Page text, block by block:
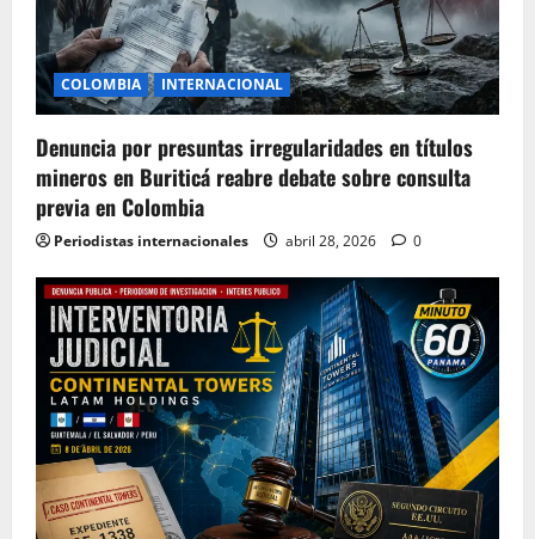
COLOMBIA INTERNACIONAL
Denuncia por presuntas irregularidades en títulos
mineros en Buriticá reabre debate sobre consulta
previa en Colombia
Periodistas internacionales abril 28, 2026 0